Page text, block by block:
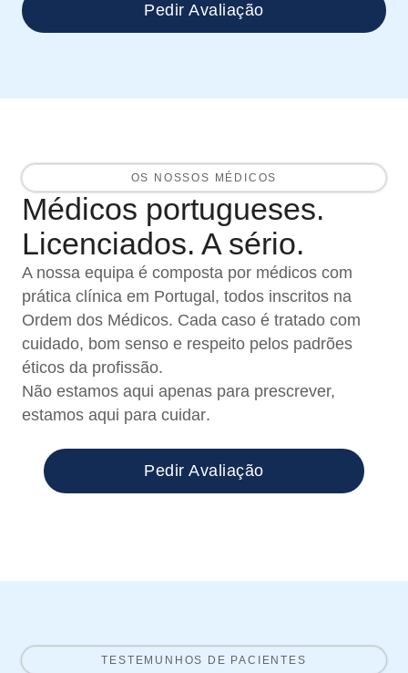
Pedir Avaliação
OS NOSSOS MÉDICOS
Médicos portugueses.
Licenciados. A sério.
A nossa equipa é composta por médicos com
prática clínica em Portugal, todos inscritos na
Ordem dos Médicos. Cada caso é tratado com
cuidado, bom senso e respeito pelos padrões
éticos da profissão.
Não estamos aqui apenas para prescrever,
estamos aqui para cuidar.
Pedir Avaliação
TESTEMUNHOS DE PACIENTES